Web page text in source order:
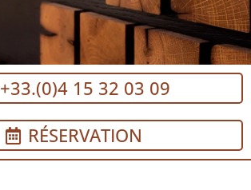
+33.(0)4 15 32 03 09
RÉSERVATION